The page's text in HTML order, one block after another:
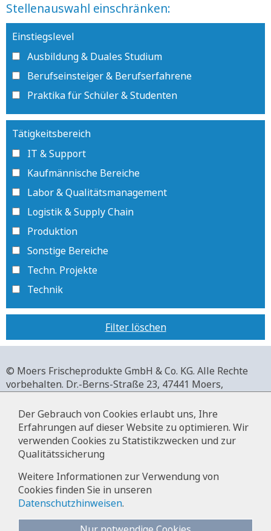
Stellenauswahl einschränken:
Einstiegslevel
Ausbildung & Duales Studium
Berufseinsteiger & Berufserfahrene
Praktika für Schüler & Studenten
Tätigkeitsbereich
IT & Support
Kaufmännische Bereiche
Labor & Qualitätsmanagement
Logistik & Supply Chain
Produktion
Sonstige Bereiche
Techn. Projekte
Technik
Filter löschen
© Moers Frischeprodukte GmbH & Co. KG. Alle Rechte
vorbehalten. Dr.-Berns-Straße 23, 47441 Moers,
+49 2841 911-0,www.moers-frischeprodukte.de
Impressum
Datenschutz
Bewerbermanagement
Der Gebrauch von Cookies erlaubt uns, Ihre
Erfahrungen auf dieser Website zu optimieren. Wir
verwenden Cookies zu Statistikzwecken und zur
Qualitätssicherung
Weitere Informationen zur Verwendung von
Cookies finden Sie in unseren
Datenschutzhinweisen.